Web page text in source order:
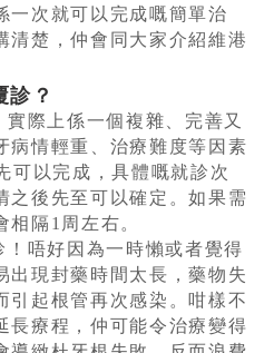
一次就可以完成嘅簡單治
清楚，仲會同大家介紹維港
診？
際上係一個複雜、完善又
病情輕重、治療難度等因素
可以完成，具體嘅就診次
之後先至可以確定。如果需
隔1周左右。
唔好因為一時懶或者覺得
出現封藥時間太長，藥物失
引起根管再次感染。咁樣不
長療程，仲可能令治療變得